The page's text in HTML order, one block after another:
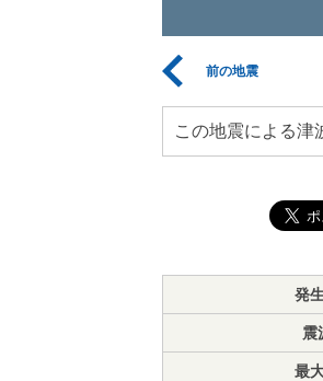
前の地震
この地震による津
発
震
最